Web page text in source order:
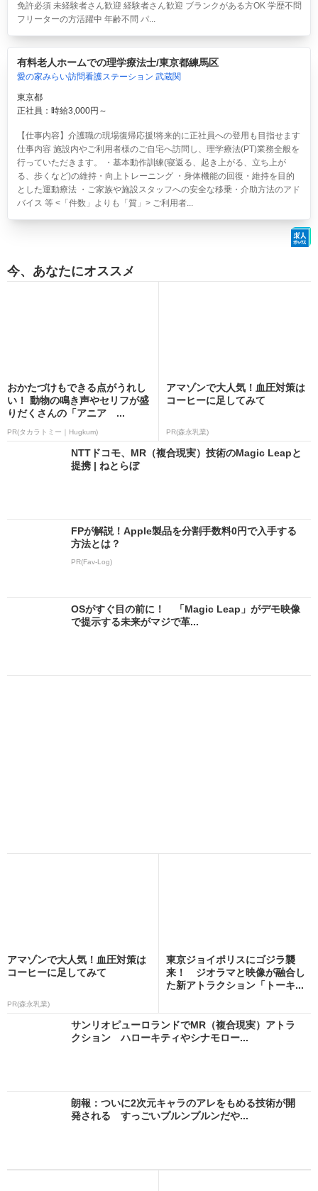
免許必須 未経験者さん歓迎 経験者さん歓迎 ブランクがある方OK 学歴不問
フリーターの方活躍中 年齢不問 パ...
有料老人ホームでの理学療法士/東京都練馬区
愛の家みらい訪問看護ステーション 武蔵関
東京都
正社員：時給3,000円～
【仕事内容】介護職の現場復帰応援!将来的に正社員への登用も目指せます
仕事内容 施設内やご利用者様のご自宅へ訪問し、理学療法(PT)業務全般を
行っていただきます。 ・基本動作訓練(寝返る、起き上がる、立ち上が
る、歩くなど)の維持・向上トレーニング ・身体機能の回復・維持を目的
とした運動療法 ・ご家族や施設スタッフへの安全な移乗・介助方法のアド
バイス 等 <「件数」よりも「質」> ご利用者...
今、あなたにオススメ
おかたづけもできる点がうれし
い！ 動物の鳴き声やセリフが盛
りだくさんの「アニア ...
PR(タカラトミー｜Hugkum)
アマゾンで大人気！血圧対策は
コーヒーに足してみて
PR(森永乳業)
NTTドコモ、MR（複合現実）技術のMagic Leapと
提携 | ねとらぼ
FPが解説！Apple製品を分割手数料0円で入手する
方法とは？
PR(Fav-Log)
OSがすぐ目の前に！ 「Magic Leap」がデモ映像
で提示する未来がマジで革...
アマゾンで大人気！血圧対策は
コーヒーに足してみて
PR(森永乳業)
東京ジョイポリスにゴジラ襲
来！ ジオラマと映像が融合し
た新アトラクション「トーキ...
サンリオピューロランドでMR（複合現実）アトラ
クション ハローキティやシナモロー...
朗報：ついに2次元キャラのアレをもめる技術が開
発される すっごいプルンプルンだや...